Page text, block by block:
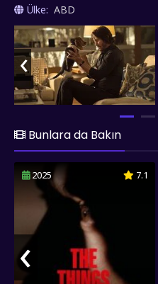
saldırganlardan birinin, eski
Tarasov'un oğlu Josef olması
getirir. Artık kaybedecek hiçbir
içindeki karanlık ve ölümcül
intikam yolculuğuna çıkar. New
başlayan bu amansız takip,
uzanan nefes kesici bir
Wick, sadece bir intikam
kayıplarla yüzleşen bir adamın
önüne seriyor. Usta dövüş
koreografileri ve şehrin gölgeli
tasviriyle, aksiyon sinemasının
olarak karşımıza çıkıyor.
filmini sizlere full hd 1080p
altyazılı sunmuş olup, keyifli
Ülke: ABD
‹
Bunlara da Bakın
2025 7.1
‹